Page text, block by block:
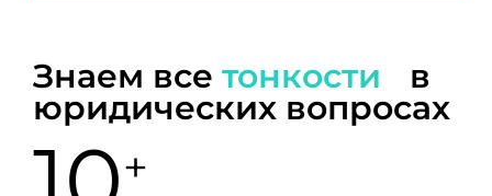
Знаем все тонкости в
юридических вопросах
+